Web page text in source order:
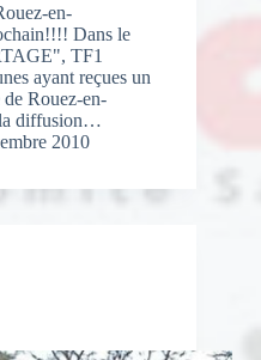
en-
Dans le
TF1
ayant reçues un
Rouez-en-
la diffusion…
2010